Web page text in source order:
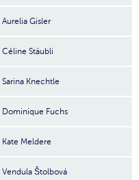
Aurelia Gisler
Céline Stäubli
Sarina Knechtle
Dominique Fuchs
Kate Meldere
Vendula Štolbová